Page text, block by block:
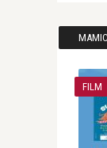
FILM